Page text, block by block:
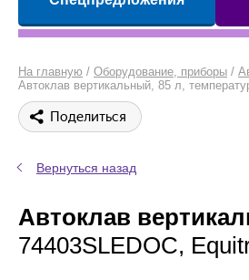
На главную / Оборудование, приборы /
Автоклав вертикальный, 85 л,
Поделиться
Вернуться назад
Автоклав
74403SLEDOC,